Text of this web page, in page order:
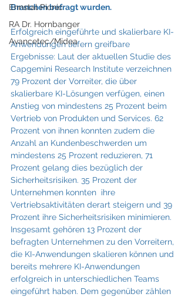
Ennstal Picnic
RA Dr. Hornbanger
Avancetec/Midea
Branchen befragt wurden.
Erfolgreich eingeführte und skalierbare KI-
Anwendungen liefern greifbare
Ergebnisse: Laut der aktuellen Studie des
Capgemini Research Institute verzeichnen
79 Prozent der Vorreiter, die über
skalierbare KI-Lösungen verfügen, einen
Anstieg von mindestens 25 Prozent beim
Vertrieb von Produkten und Services. 62
Prozent von ihnen konnten zudem die
Anzahl an Kundenbeschwerden um
mindestens 25 Prozent reduzieren, 71
Prozent gelang dies bezüglich der
Sicherheitsrisiken. 35 Prozent der
Unternehmen konnten  ihre
Vertriebsaktivitäten derart steigern und 39
Prozent ihre Sicherheitsrisiken minimieren.
Insgesamt gehören 13 Prozent der
befragten Unternehmen zu den Vorreitern,
die KI-Anwendungen skalieren können und
bereits mehrere KI-Anwendungen
erfolgreich in unterschiedlichen Teams
eingeführt haben. Dem gegenüber zählen